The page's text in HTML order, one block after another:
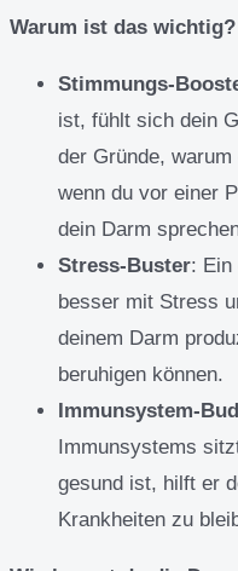
Warum ist das wichtig?
Stimmungs-
ist, fühlt sich dein
der Gründe,
wenn du vor einer
dein Darm
Stress-Buster: Ein
besser mit Stress
deinem Darm
beruhigen können.
Immunsystem-
Immunsystems
gesund ist, hilft er
Krankheiten zu